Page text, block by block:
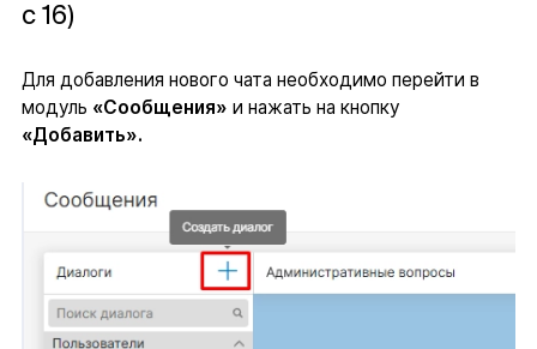
с 16)
Для добавления нового чата необходимо перейти в
модуль «Сообщения» и нажать на кнопку
«Добавить».